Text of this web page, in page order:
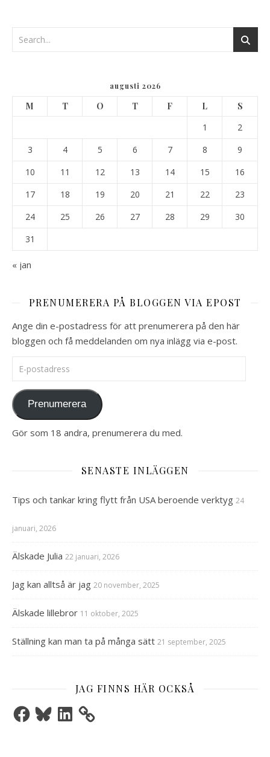
augusti 2026
M T O T F L
S
1
2
3
4 5 6 7 8
9
10
11 12 13 14 15
16
17
18 19 20 21 22
23
24
25 26 27 28 29
30
31
« jan
PRENUMERERA PÅ BLOGGEN VIA EPOST
Ange din e-postadress för att prenumerera på den här
bloggen och få meddelanden om nya inlägg via e-post.
E-postadress
Prenumerera
Gör som 18 andra, prenumerera du med.
SENASTE INLÄGGEN
Tips och tankar kring flytt från USA beroende verktyg 24
januari, 2026
Älskade Julia 22 januari, 2026
Jag kan alltså är jag 20 november, 2025
Älskade lillebror 11 oktober, 2025
Ställning kan man ta på många sätt 21 september, 2025
JAG FINNS HÄR OCKSÅ
FacebookBlueskyLinkedIn